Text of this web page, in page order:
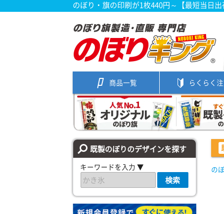
のぼり・旗の印刷が1枚440円～【最短当日出
商品一覧 らくらく
既製のぼりのデザインを探す
キーワードを入力 ▼
検索
の